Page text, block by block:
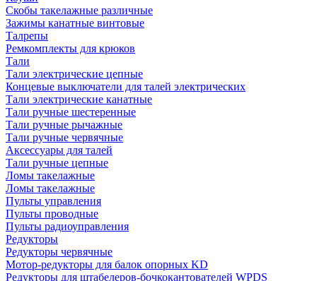
Скобы такелажные различные
Зажимы канатные винтовые
Талрепы
Ремкомплекты для крюков
Тали
Тали электрические цепные
Концевые выключатели для талей электрических
Тали электрические канатные
Тали ручные шестеренные
Тали ручные рычажные
Тали ручные червячные
Аксессуары для талей
Тали ручные цепные
Ломы такелажные
Ломы такелажные
Пульты управления
Пульты проводные
Пульты радиоуправления
Редукторы
Редукторы червячные
Мотор-редукторы для балок опорных KD
Редукторы для штабелеров-бочкокантователей WPDS